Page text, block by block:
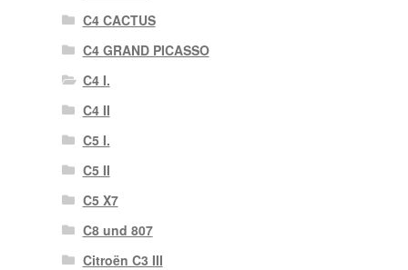
C4 CACTUS
C4 GRAND PICASSO
C4 I.
C4 II
C5 I.
C5 II
C5 X7
C8 und 807
Citroën C3 III